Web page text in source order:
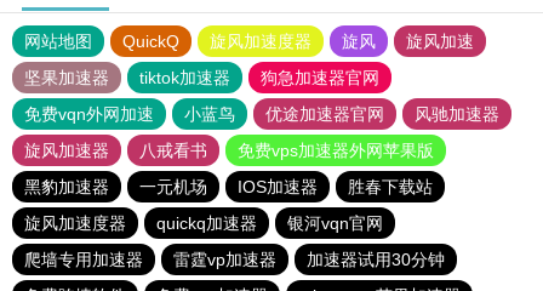
网站地图 QuickQ 旋风加速度器 旋风
旋风加速
坚果加速器
tiktok加速器
狗急加速器官网
免费vqn外网加速
小蓝鸟 优途加速器官网
风驰加速器
旋风加速器
八戒看书
免费vps加速器外网苹果版
黑豹加速器
一元机场 IOS加速器
胜春下载站
旋风加速度器
quickq加速器
银河vqn官网
爬墙专用加速器
雷霆vp加速器
加速器试用30分钟